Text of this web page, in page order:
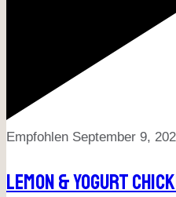
Empfohlen September 9,
Lemon & Yogurt